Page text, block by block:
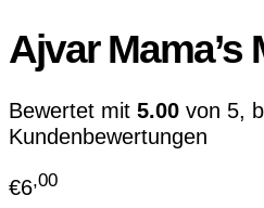
Ajvar Mama’s
Bewertet mit 5.00 von 5,
Kundenbewertungen
€6,00